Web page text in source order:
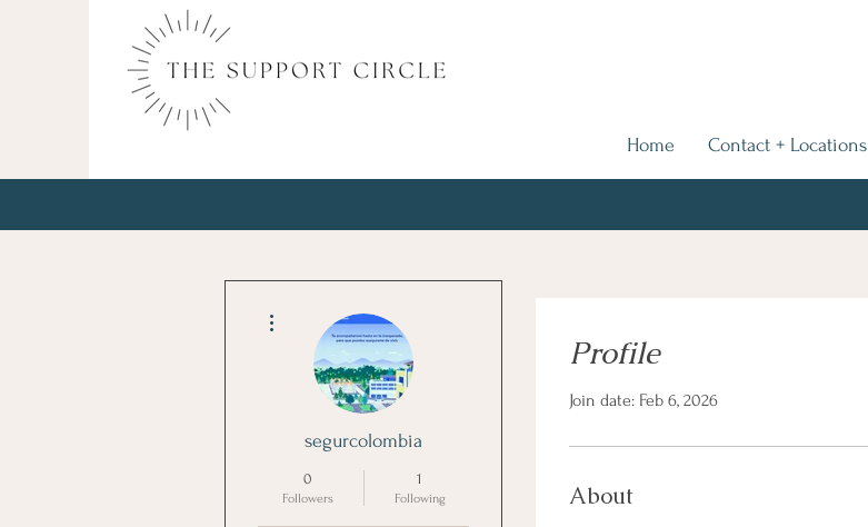
Home Contact + Locations
Profile
Join date: Feb 6, 2026
About
segurcolombia
0
Followers
1
Following